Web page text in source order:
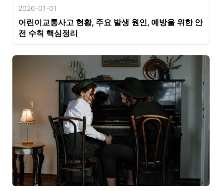
2026-01-01
어린이교통사고 현황, 주요 발생 원인, 예방을 위한 안
전 수칙 핵심정리